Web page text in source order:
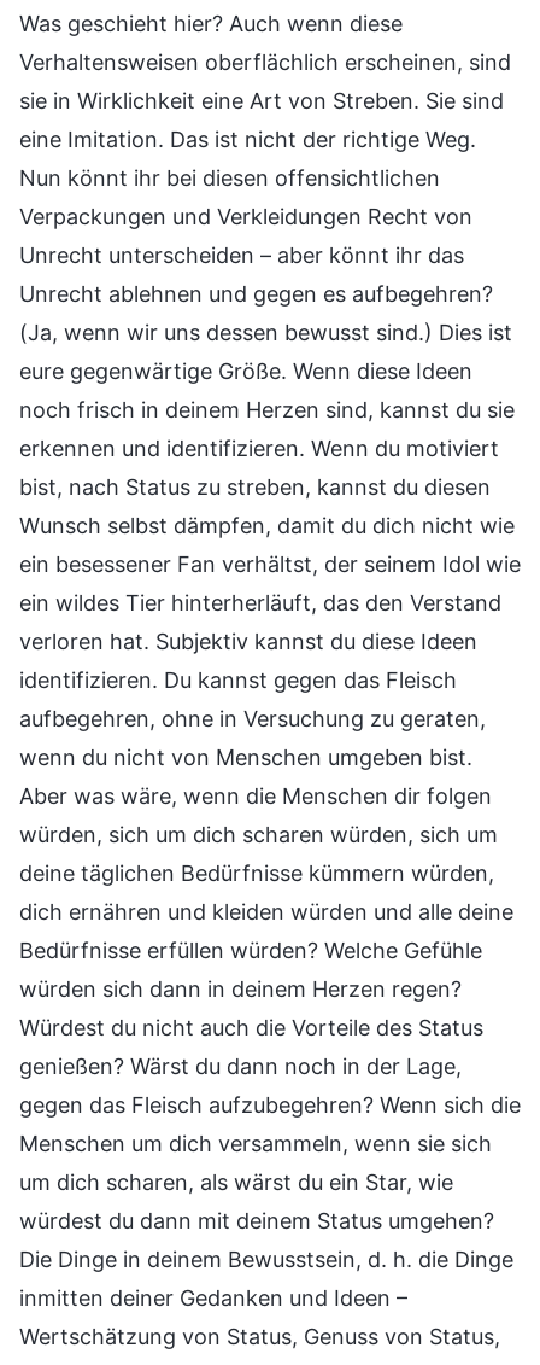
Was geschieht hier? Auch wenn diese
Verhaltensweisen oberflächlich erscheinen, sind
sie in Wirklichkeit eine Art von Streben. Sie sind
eine Imitation. Das ist nicht der richtige Weg.
Nun könnt ihr bei diesen offensichtlichen
Verpackungen und Verkleidungen Recht von
Unrecht unterscheiden – aber könnt ihr das
Unrecht ablehnen und gegen es aufbegehren?
(Ja, wenn wir uns dessen bewusst sind.) Dies ist
eure gegenwärtige Größe. Wenn diese Ideen
noch frisch in deinem Herzen sind, kannst du sie
erkennen und identifizieren. Wenn du motiviert
bist, nach Status zu streben, kannst du diesen
Wunsch selbst dämpfen, damit du dich nicht wie
ein besessener Fan verhältst, der seinem Idol wie
ein wildes Tier hinterherläuft, das den Verstand
verloren hat. Subjektiv kannst du diese Ideen
identifizieren. Du kannst gegen das Fleisch
aufbegehren, ohne in Versuchung zu geraten,
wenn du nicht von Menschen umgeben bist.
Aber was wäre, wenn die Menschen dir folgen
würden, sich um dich scharen würden, sich um
deine täglichen Bedürfnisse kümmern würden,
dich ernähren und kleiden würden und alle deine
Bedürfnisse erfüllen würden? Welche Gefühle
würden sich dann in deinem Herzen regen?
Würdest du nicht auch die Vorteile des Status
genießen? Wärst du dann noch in der Lage,
gegen das Fleisch aufzubegehren? Wenn sich die
Menschen um dich versammeln, wenn sie sich
um dich scharen, als wärst du ein Star, wie
würdest du dann mit deinem Status umgehen?
Die Dinge in deinem Bewusstsein, d. h. die Dinge
inmitten deiner Gedanken und Ideen –
Wertschätzung von Status, Genuss von Status,